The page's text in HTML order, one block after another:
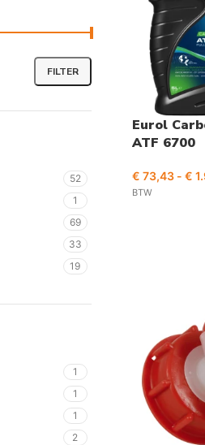
FILTER
52
1
69
33
19
1
1
1
2
Eurol
ATF 6700
€ 73,43 - €
BTW